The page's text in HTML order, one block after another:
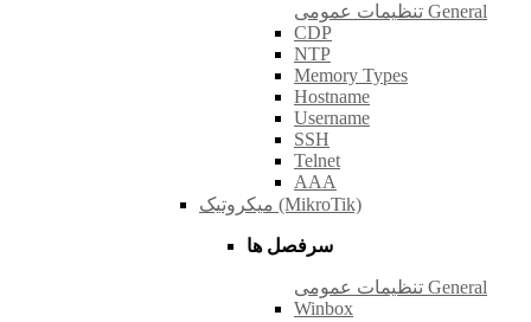
تنظیمات عمومی General
CDP
NTP
Memory Types
Hostname
Username
SSH
Telnet
AAA
میکروتیک (MikroTik)
سرفصل ها
تنظیمات عمومی General
Winbox